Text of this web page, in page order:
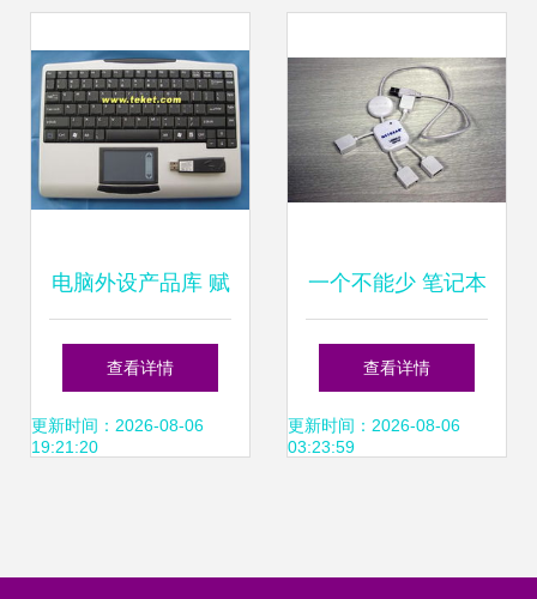
电脑外设产品库 赋
能高效数字生活的
核心装备
查看详情
更新时间：2026-08-06
19:21:20
一个不能少 笔记本
周边外设产品一
览，打造高效舒适
查看详情
更新时间：2026-08-06
03:23:59